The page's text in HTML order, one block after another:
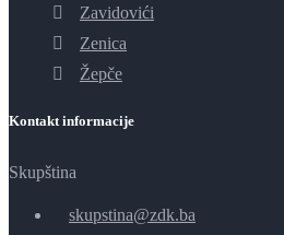
Zavidovići
Zenica
Žepče
Kontakt informacije
Skupština
skupstina@zdk.ba